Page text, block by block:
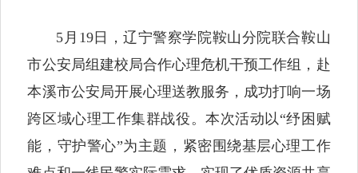
​​5月19日，辽宁警察学院鞍山分院联合鞍山
市公安局组建校局合作心理危机干预工作组，赴
本溪市公安局开展心理送教服务，成功打响一场
跨区域心理工作集群战役。本次活动以“纾困赋
能，守护警心”为主题，紧密围绕基层心理工作